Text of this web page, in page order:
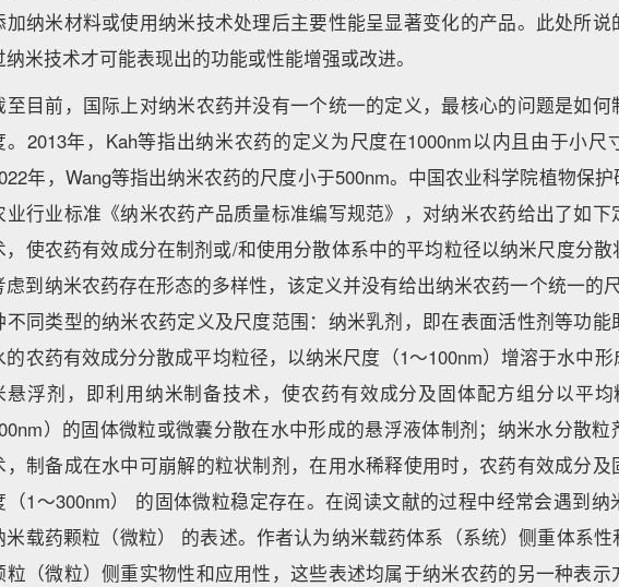
加纳米材料或使用纳米技术处理后主要性能呈显著变化的产品。此处所
纳米技术才可能表现出的功能或性能增强或改进。
至目前，国际上对纳米农药并没有一个统一的定义，最核心的问题是如何
。2013年，Kah等指出纳米农药的定义为尺度在1000nm以内且由于小尺
年，Wang等指出纳米农药的尺度小于500nm。中国农业科学院植物保
业行业标准《纳米农药产品质量标准编写规范》，对纳米农药给出了如
，使农药有效成分在制剂或/和使用分散体系中的平均粒径以纳米尺度分散
虑到纳米农药存在形态的多样性，该定义并没有给出纳米农药一个统一的
不同类型的纳米农药定义及尺度范围：纳米乳剂，即在表面活性剂等功
的农药有效成分分散成平均粒径，以纳米尺度（1～100nm）增溶于水中
悬浮剂，即利用纳米制备技术，使农药有效成分及固体配方组分以平
）的固体微粒或微囊分散在水中形成的悬浮液体制剂；纳米水分散
，制备成在水中可崩解的粒状制剂，在用水稀释使用时，农药有效成分及
（1～300nm） 的固体微粒稳定存在。在阅读文献的过程中经常会遇到
米载药颗粒（微粒） 的表述。作者认为纳米载药体系（系统）侧重体系
粒（微粒）侧重实物性和应用性，这些表述均属于纳米农药的另一种表